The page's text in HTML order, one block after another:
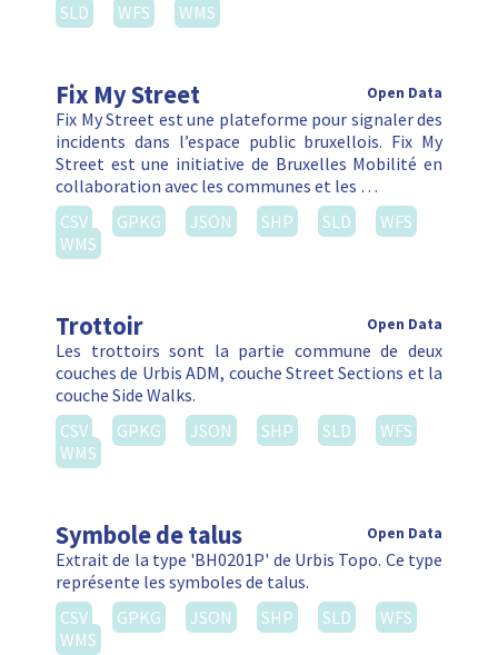
SLD
WFS WMS
Fix My Street Open Data
Fix My Street est une plateforme pour signaler des
incidents dans l’espace public bruxellois. Fix My
Street est une initiative de Bruxelles Mobilité en
collaboration avec les communes et les …
CSV
GPKG JSON SHP SLD
WFS
WMS
Trottoir Open Data
Les trottoirs sont la partie commune de deux
couches de Urbis ADM, couche Street Sections et la
couche Side Walks.
CSV
GPKG JSON SHP SLD
WFS
WMS
Symbole de talus Open Data
Extrait de la type 'BH0201P' de Urbis Topo. Ce type
représente les symboles de talus.
CSV
GPKG JSON SHP SLD
WFS
WMS